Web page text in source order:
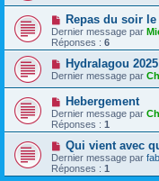
Repas du soir
Dernier message par
Réponses : 6
Hydralagou 2025
Dernier message par
Hebergement
Dernier message par
Réponses : 1
Qui vient avec
Dernier message par
Réponses : 1